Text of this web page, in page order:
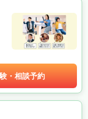
・相談予約